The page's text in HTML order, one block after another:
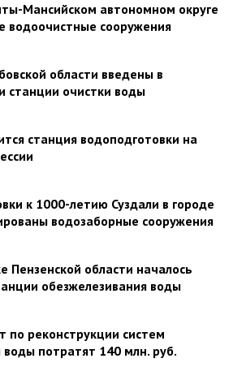
Мансийском автономном округе
водоочистные сооружения
области введены в
станции очистки воды
станция водоподготовки на
к 1000-летию Суздали в городе
водозаборные сооружения
Пензенской области началось
обезжелезивания воды
по реконструкции систем
воды потратят 140 млн. руб.